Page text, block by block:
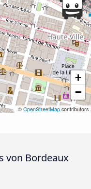
+
−
© OpenStreetMap contributors
von Bordeaux